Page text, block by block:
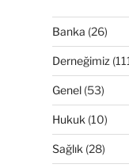
Banka (26)
Derneğimiz
Genel(53)
Hukuk (10)
Sağlık (28)